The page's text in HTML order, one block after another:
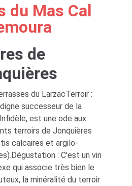
du Mas Cal
de
du LarzacTerroir :
successeur de la
est une ode aux
terroirs de Jonquières
calcaires et argilo-
: C'est un vin
qui associe très bien le
la minéralité du terroir